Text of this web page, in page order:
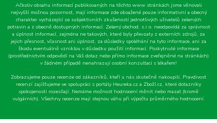
Ačkoliv obsahu informací publikovaných na těchto www stránkách jsme věnovali
nejvyšší možnou pozornost, mají informace zde obsažené pouze informativní a obecný
charakter vycházející ze subjektivních zkušeností jednotlivých uživatelů zelených
potravin a z obecně dostupných informací. Zelený obchod, s.r.o. neodpovídá za správnost
a úplnost informací, zejména ne takových, které byly převzaty z externích zdrojů, za
jejich přesnost, včasnost ani úplnost, za důsledky spoléhání na tyto informace, ani za
škodu eventuálně vzniklou v důsledku použití informací. Poskytnuté informace
(prostřednictvím odpovědí na Váš dotaz nebo přímo informace zveřejněné na stránkách)
v žádném případě nenahrazují osobní konzultaci s lékařem!
Zobrazujeme pouze recenze od zákazníků, kteří u nás skutečně nakoupili. Pravdivost
recenzí zajišťujeme ve spolupráci s portály Heureka.cz a Zboží.cz, které dotazníky
spokojenosti rozesílají. Nemáme možnost hodnocení měnit nebo mazat (kromě
vulgárních). Všechny recenze mají stejnou váhu při výpočtu průměrného hodnocení.